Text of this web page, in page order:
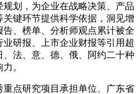
划，为企业在战略决策、产品
键环节提供科学依据，洞见增
、榜单、分析师观点累计被全
研报、上市企业财报等引用超
法、意、德、俄、阿约二十种
。
点研究项目承担单位、广东省